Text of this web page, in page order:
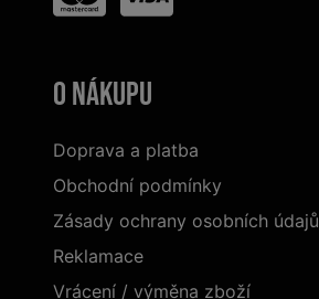
O nákupu
Doprava a platba
Obchodní podmínky
Zásady ochrany osobních údajů
Reklamace
Vrácení / výměna zboží